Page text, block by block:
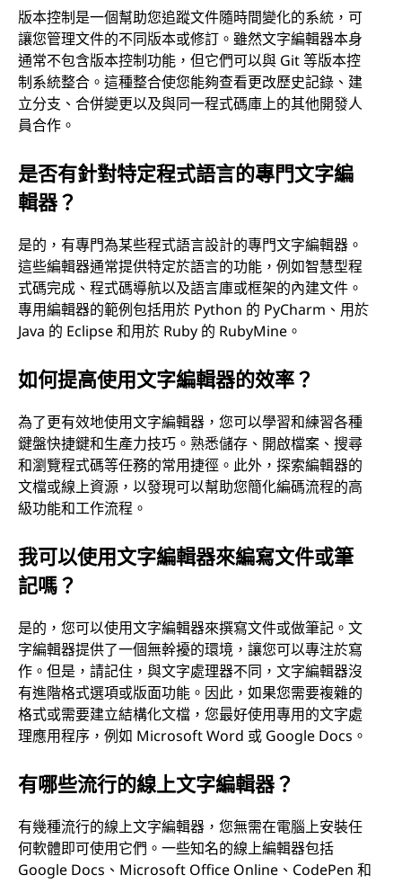
版本控制是一個幫助您追蹤文件隨時間變化的系統，可
讓您管理文件的不同版本或修訂。雖然文字編輯器本身
通常不包含版本控制功能，但它們可以與 Git 等版本控
制系統整合。這種整合使您能夠查看更改歷史記錄、建
立分支、合併變更以及與同一程式碼庫上的其他開發人
員合作。
是否有針對特定程式語言的專門文字編
輯器？
是的，有專門為某些程式語言設計的專門文字編輯器。
這些編輯器通常提供特定於語言的功能，例如智慧型程
式碼完成、程式碼導航以及語言庫或框架的內建文件。
專用編輯器的範例包括用於 Python 的 PyCharm、用於
Java 的 Eclipse 和用於 Ruby 的 RubyMine。
如何提高使用文字編輯器的效率？
為了更有效地使用文字編輯器，您可以學習和練習各種
鍵盤快捷鍵和生產力技巧。熟悉儲存、開啟檔案、搜尋
和瀏覽程式碼等任務的常用捷徑。此外，探索編輯器的
文檔或線上資源，以發現可以幫助您簡化編碼流程的高
級功能和工作流程。
我可以使用文字編輯器來編寫文件或筆
記嗎？
是的，您可以使用文字編輯器來撰寫文件或做筆記。文
字編輯器提供了一個無幹擾的環境，讓您可以專注於寫
作。但是，請記住，與文字處理器不同，文字編輯器沒
有進階格式選項或版面功能。因此，如果您需要複雜的
格式或需要建立結構化文檔，您最好使用專用的文字處
理應用程序，例如 Microsoft Word 或 Google Docs。
有哪些流行的線上文字編輯器？
有幾種流行的線上文字編輯器，您無需在電腦上安裝任
何軟體即可使用它們。一些知名的線上編輯器包括
Google Docs、Microsoft Office Online、CodePen 和